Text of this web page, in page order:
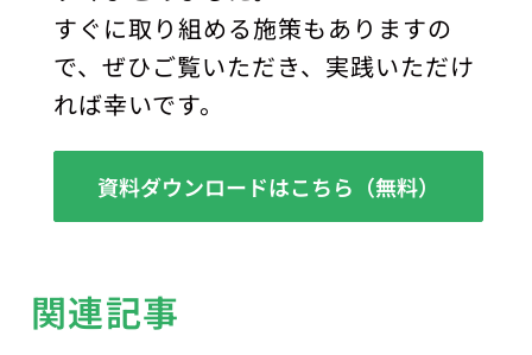
すぐに取り組める施策もありますの
で、ぜひご覧いただき、実践いただけ
れば幸いです。
資料ダウンロードはこちら（無料）
関連記事